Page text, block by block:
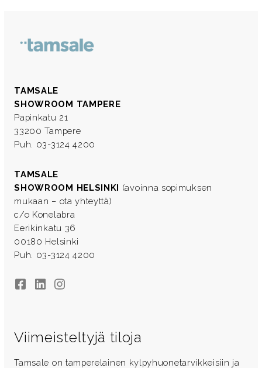
TAMSALE
SHOWROOM TAMPERE
Papinkatu 21
33200 Tampere
Puh. 03-3124 4200
TAMSALE
SHOWROOM HELSINKI (avoinna sopimuksen
mukaan – ota yhteyttä)
c/o Konelabra
Eerikinkatu 36
00180 Helsinki
Puh. 03-3124 4200
FacebookLinkedInInstagram
Viimeisteltyjä tiloja
Tamsale on tamperelainen kylpyhuonetarvikkeisiin ja